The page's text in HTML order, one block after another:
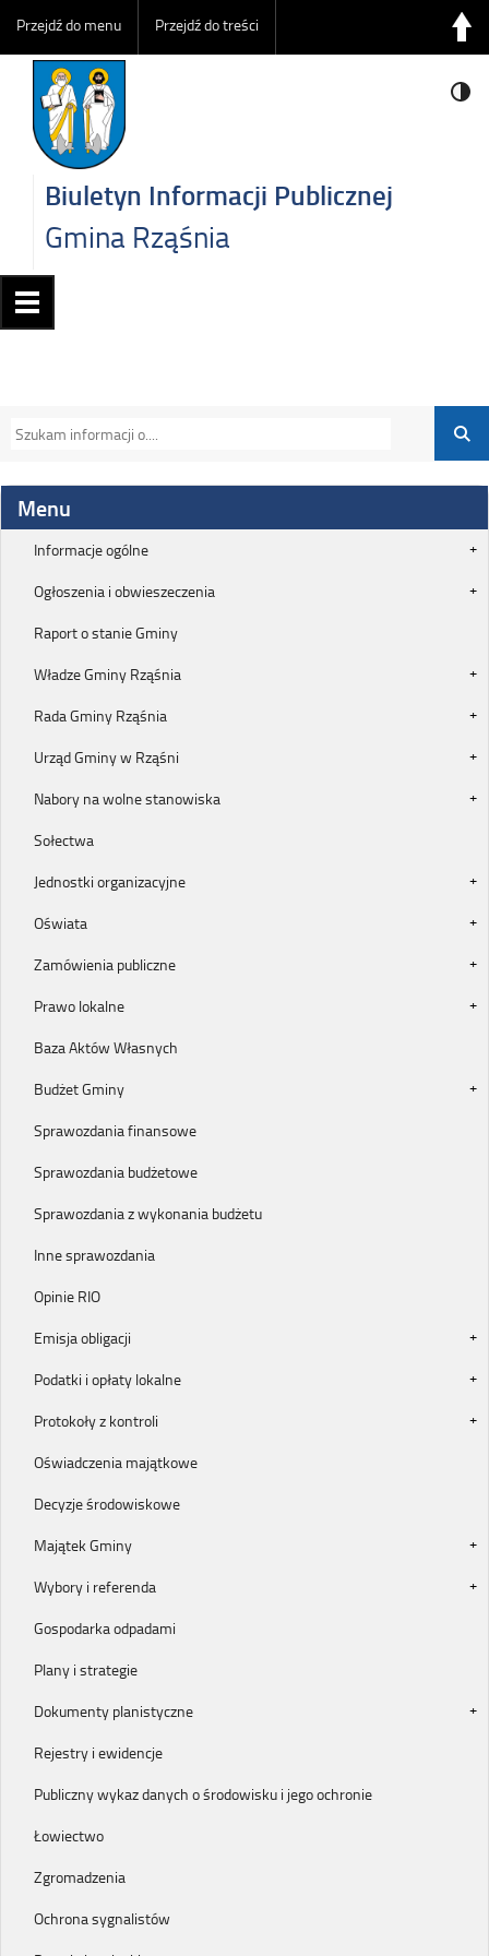
Przejdź do menu Przejdź do treści
Biuletyn Informacji Publicznej
Gmina Rząśnia
Menu
Informacje ogólne
Ogłoszenia i obwieszeczenia
Raport o stanie Gminy
Władze Gminy Rząśnia
Rada Gminy Rząśnia
Urząd Gminy w Rząśni
Nabory na wolne stanowiska
Sołectwa
Jednostki organizacyjne
Oświata
Zamówienia publiczne
Prawo lokalne
Baza Aktów Własnych
Budżet Gminy
Sprawozdania finansowe
Sprawozdania budżetowe
Sprawozdania z wykonania budżetu
Inne sprawozdania
Opinie RIO
Emisja obligacji
Podatki i opłaty lokalne
Protokoły z kontroli
Oświadczenia majątkowe
Decyzje środowiskowe
Majątek Gminy
Wybory i referenda
Gospodarka odpadami
Plany i strategie
Dokumenty planistyczne
Rejestry i ewidencje
Publiczny wykaz danych o środowisku i jego ochronie
Łowiectwo
Zgromadzenia
Ochrona sygnalistów